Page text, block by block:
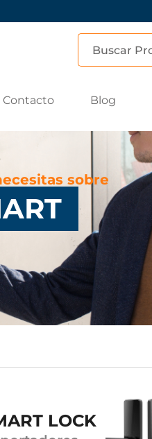
Contacto Blog
sobre
LOCK